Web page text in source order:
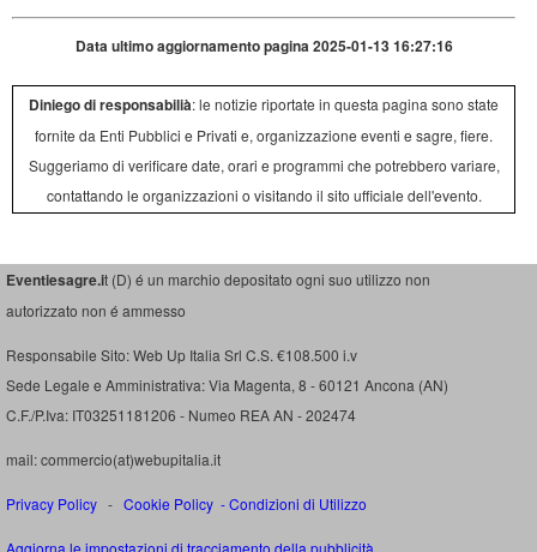
Data ultimo aggiornamento pagina 2025-01-13 16:27:16
Diniego di responsabilià: le notizie riportate in questa pagina sono state
fornite da Enti Pubblici e Privati e, organizzazione eventi e sagre, fiere.
Suggeriamo di verificare date, orari e programmi che potrebbero variare,
contattando le organizzazioni o visitando il sito ufficiale dell'evento.
Eventiesagre.it (D) é un marchio depositato ogni suo utilizzo non
autorizzato non é ammesso
Responsabile Sito: Web Up Italia Srl C.S. €108.500 i.v
Sede Legale e Amministrativa: Via Magenta, 8 - 60121 Ancona (AN)
C.F./P.Iva: IT03251181206 - Numeo REA AN - 202474
mail: commercio(at)webupitalia.it
Privacy Policy - Cookie Policy -Condizioni di Utilizzo